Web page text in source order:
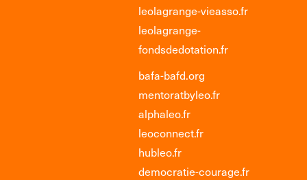
leolagrange-vieasso.fr
leolagrange-
fondsdedotation.fr
bafa-bafd.org
mentoratbyleo.fr
alphaleo.fr
leoconnect.fr
hubleo.fr
democratie-courage.fr